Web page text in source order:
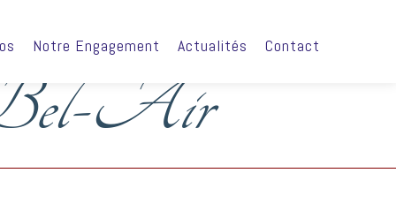
Notre Engagement Actualités Contact
Bel-Air